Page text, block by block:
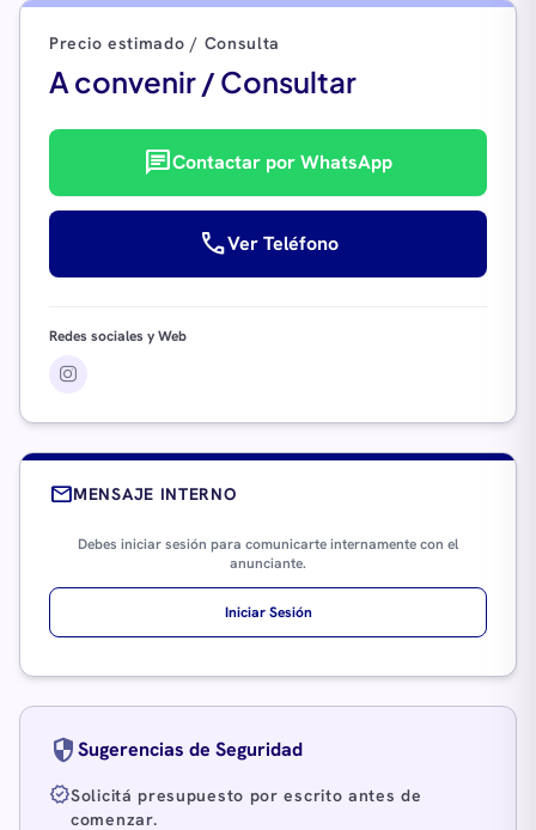
Precio estimado / Consulta
A convenir / Consultar
chatContactar por WhatsApp
callVer Teléfono
Redes sociales y Web
mailMENSAJE INTERNO
Debes iniciar sesión para comunicarte internamente con el
anunciante.
Iniciar Sesión
securitySugerencias de Seguridad
verifiedSolicitá presupuesto por escrito antes de
comenzar.